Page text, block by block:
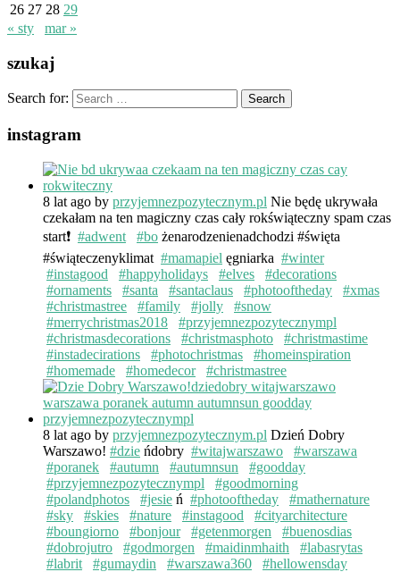
26 27 28 29
« sty
mar »
szukaj
Search for:
instagram
8 lat ago by przyjemnezpozytecznym.pl Nie będę ukrywała
czekałam na ten magiczny czas cały rokświąteczny spam czas
start❗️ #adwent #bo żenarodzenienadchodzi #święta
#świąteczenyklimat #mamapiel ęgniarka #winter
#instagood
#happyholidays #elves
#decorations
#ornaments
#santa #santaclaus #photooftheday
#xmas
#christmastree
#family #jolly
#snow
#merrychristmas2018
#przyjemnezpozytecznympl
#christmasdecorations
#christmasphoto
#christmastime
#instadecirations
#photochristmas
#homeinspiration
#homemade
#homedecor #christmastree
8 lat ago by przyjemnezpozytecznym.pl Dzień Dobry
Warszawo! #dzie ńdobry #witajwarszawo
#warszawa
#poranek
#autumn #autumnsun
#goodday
#przyjemnezpozytecznympl
#goodmorning
#polandphotos
#jesie ń #photooftheday
#mathernature
#sky
#skies #nature #instagood
#cityarchitecture
#boungiorno
#bonjour #getenmorgen
#buenosdias
#dobrojutro
#godmorgen #maidinmhaith
#labasrytas
#labrit
#gumaydin #warszawa360 #hellowensday